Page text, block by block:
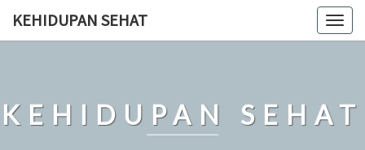
KEHIDUPAN SEHAT
KEHIDUPAN SEHAT